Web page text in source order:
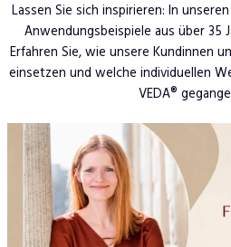
Lassen Sie sich inspirieren: In
Anwendungsbeispiele aus über 35
Erfahren Sie, wie unsere Kundinnen
einsetzen und welche individuellen
VEDA®